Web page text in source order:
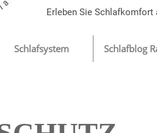
Schlafsystem Schlafblog
Erleben Sie Schlafkomfort